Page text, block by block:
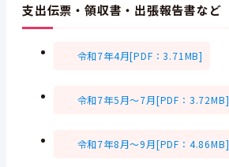
支出伝票・領収書・出張報告書など
令和7年4月[PDF：3.71MB]
令和7年5月～7月[PDF：3.72MB]
令和7年8月～9月[PDF：4.86MB]